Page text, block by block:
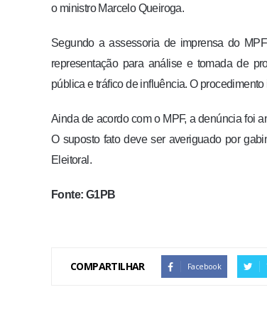
o ministro Marcelo Queiroga.
Segundo a assessoria de imprensa do
representação para análise e tomada de
pública e tráfico de influência. O
Ainda de acordo com o MPF, a denúncia foi
O suposto fato deve ser averiguado por
Eleitoral.
Fonte: G1PB
COMPARTILHAR Facebook